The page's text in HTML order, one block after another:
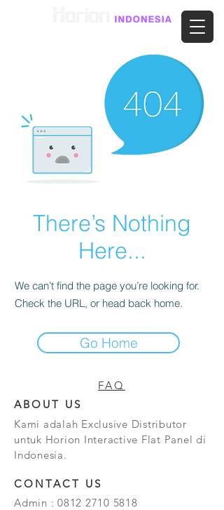
There’s Nothing
Here...
We can’t find the page you’re looking for.
Check the URL, or head back home.
Go Home
FAQ
ABOUT US
Kami adalah Exclusive Distributor
untuk Horion Interactive Flat Panel di
Indonesia.
CONTACT US
Admin : 0812 2710 5818